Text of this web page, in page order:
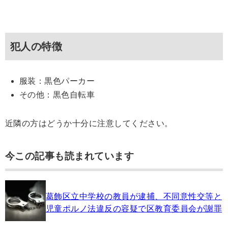
犯人の特徴
服装：黒色パーカー
その他：黒色自転車
近隣の方はどうか十分に注意してください。
今この記事も読まれています
葛飾区立中学校の教員が逮捕、不同意性交等と
児童ポルノ法違反の容疑で区教育委員会が謝罪